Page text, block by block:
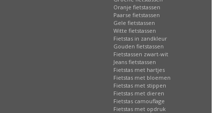
Oranje fietstassen
Paarse fietstassen
Gele fietstassen
Witte fietstassen
Fietstas in zandkleur
Gouden fietstassen
Fietstassen zwart-wit
Jeans fietstassen
Fietstas met hartjes
Fietstas met bloemen
Fietstas met stippen
Fietstas met dieren
Fietstas camouflage
Fietstas met opdruk